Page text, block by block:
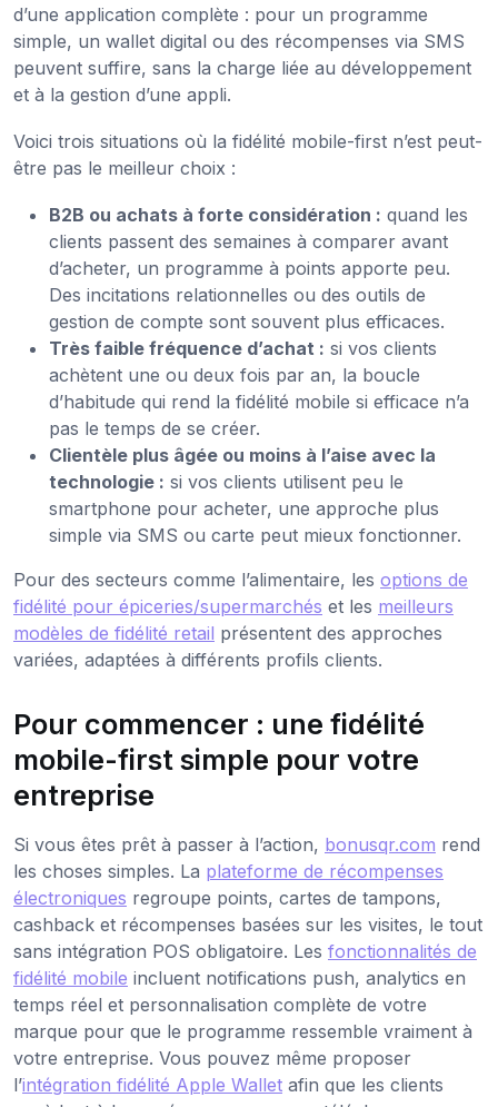
d’une application complète : pour un programme
simple, un wallet digital ou des récompenses via SMS
peuvent suffire, sans la charge liée au développement
et à la gestion d’une appli.
Voici trois situations où la fidélité mobile-first n’est peut-
être pas le meilleur choix :
B2B ou achats à forte considération : quand les
clients passent des semaines à comparer avant
d’acheter, un programme à points apporte peu.
Des incitations relationnelles ou des outils de
gestion de compte sont souvent plus efficaces.
Très faible fréquence d’achat : si vos clients
achètent une ou deux fois par an, la boucle
d’habitude qui rend la fidélité mobile si efficace n’a
pas le temps de se créer.
Clientèle plus âgée ou moins à l’aise avec la
technologie : si vos clients utilisent peu le
smartphone pour acheter, une approche plus
simple via SMS ou carte peut mieux fonctionner.
Pour des secteurs comme l’alimentaire, les options de
fidélité pour épiceries/supermarchés et les meilleurs
modèles de fidélité retail présentent des approches
variées, adaptées à différents profils clients.
Pour commencer : une fidélité
mobile-first simple pour votre
entreprise
Si vous êtes prêt à passer à l’action, bonusqr.com rend
les choses simples. La plateforme de récompenses
électroniques regroupe points, cartes de tampons,
cashback et récompenses basées sur les visites, le tout
sans intégration POS obligatoire. Les fonctionnalités de
fidélité mobile incluent notifications push, analytics en
temps réel et personnalisation complète de votre
marque pour que le programme ressemble vraiment à
votre entreprise. Vous pouvez même proposer
l’intégration fidélité Apple Wallet afin que les clients